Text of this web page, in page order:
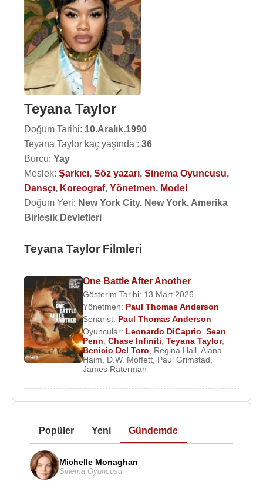
Teyana Taylor
Doğum Tarihi: 10.Aralık.1990
Teyana Taylor kaç yaşında : 36
Burcu: Yay
Meslek: Şarkıcı, Söz yazarı, Sinema Oyuncusu,
Dansçı, Koreograf, Yönetmen, Model
Doğum Yeri: New York City, New York, Amerika
Birleşik Devletleri
Teyana Taylor Filmleri
One Battle After Another
Gösterim Tarihi: 13 Mart 2026
Yönetmen: Paul Thomas Anderson
Senarist: Paul Thomas Anderson
Oyuncular: Leonardo DiCaprio Sean
Penn Chase Infiniti Teyana Taylor,
Benicio Del Toro
Regina Hall Alana
Haim
D.W. Moffett Paul Grimstad
James Raterman
Popüler Yeni Gündemde
Michelle Monaghan
Sinema Oyuncusu